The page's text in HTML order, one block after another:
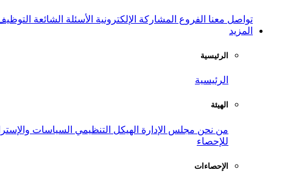
تواصل معنا الفروع المشاركة الإلكترونية الأسئلة الشائعة
المزيد
الرئيسية
الرئيسية
الهيئة
من نحن مجلس الإدارة الهيكل التنظيمي السياسات
للإحصاء
الإحصاءات